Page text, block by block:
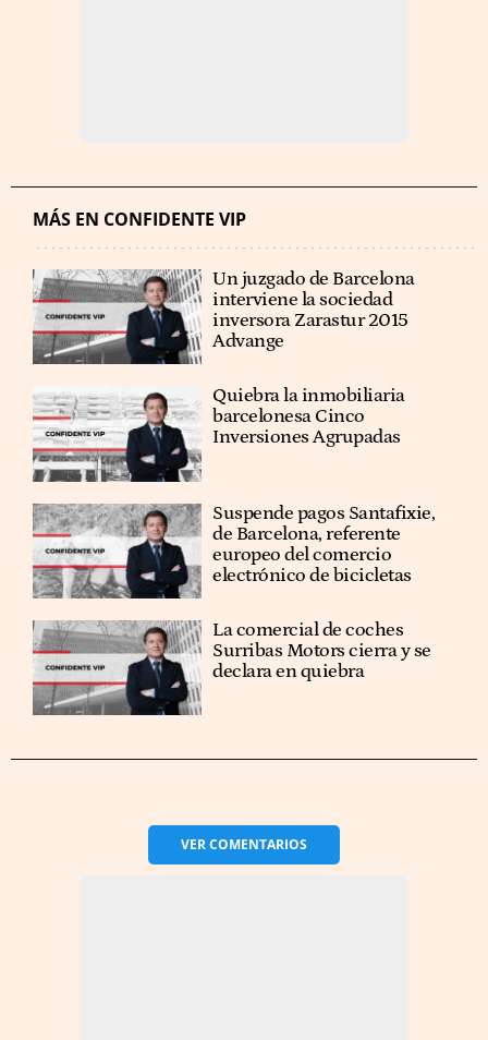
MÁS EN CONFIDENTE VIP
Un juzgado de Barcelona
interviene la sociedad
inversora Zarastur 2015
Advange
Quiebra la inmobiliaria
barcelonesa Cinco
Inversiones Agrupadas
Suspende pagos Santafixie,
de Barcelona, referente
europeo del comercio
electrónico de bicicletas
La comercial de coches
Surribas Motors cierra y se
declara en quiebra
VERCOMENTARIOS